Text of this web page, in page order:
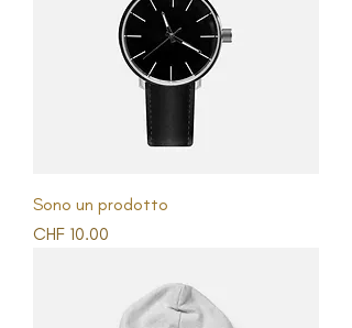
Sono un prodotto
Prezzo
CHF 10.00